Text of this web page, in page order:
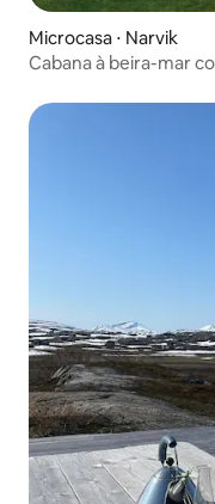
Microcasa ⋅ Narvik
Cabana à beira-mar